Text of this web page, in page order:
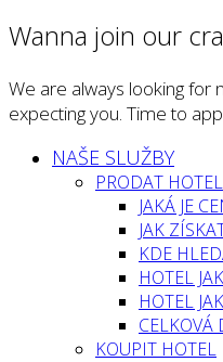
Wanna join our
We are always looking for
expecting you. Time to
NAŠE SLUŽBY
PRODAT HOTEL
JAKÁ JE
JAK
KDE
HOTEL
HOTEL
CELKOVÁ
KOUPIT HOTEL